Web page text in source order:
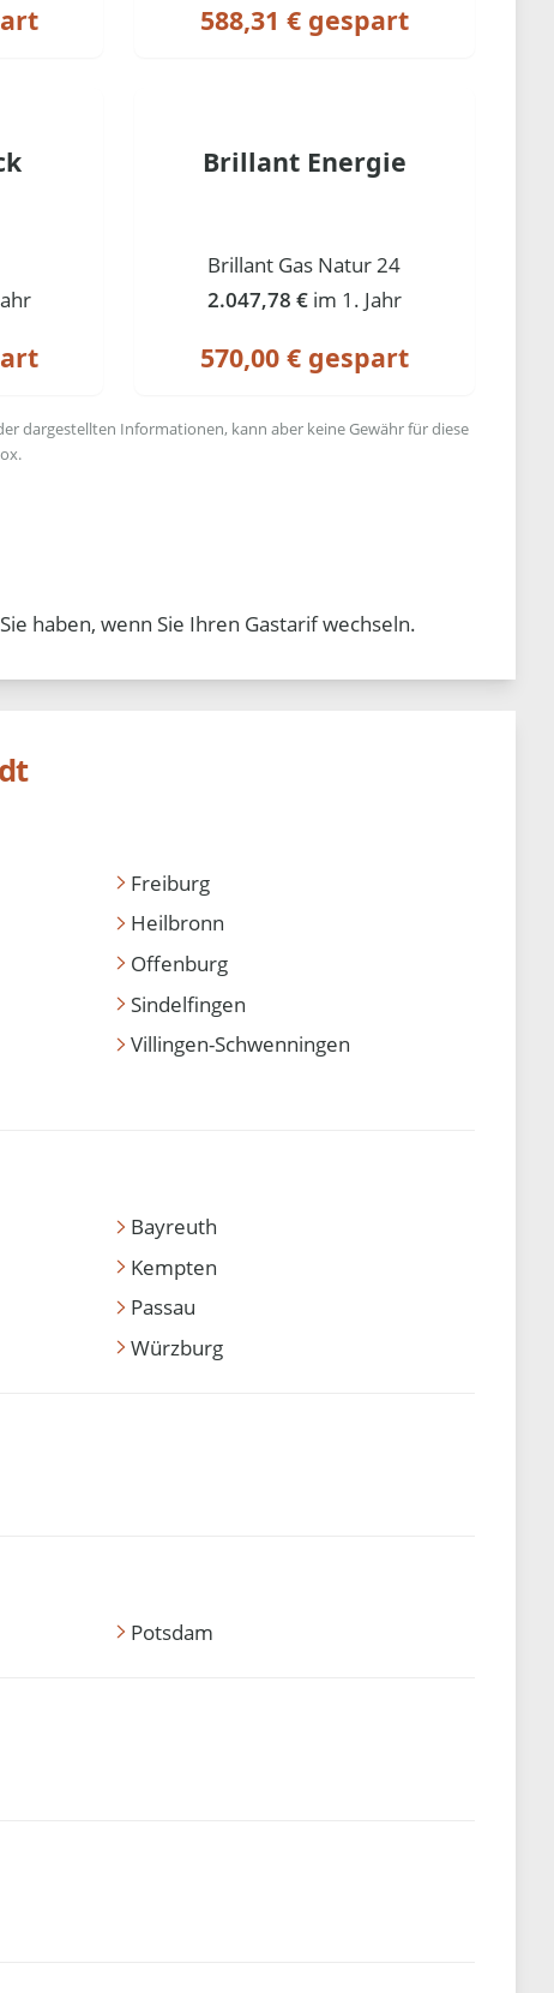
588,31 € gespart
Brillant Energie
Brillant Gas Natur 24
2.047,78 € im 1. Jahr
570,00 € gespart
dargestellten Informationen, kann aber keine Gewähr für diese
haben, wenn Sie Ihren Gastarif wechseln.
Freiburg
Heilbronn
Offenburg
Sindelfingen
Villingen-Schwenningen
Bayreuth
Kempten
Passau
Würzburg
Potsdam